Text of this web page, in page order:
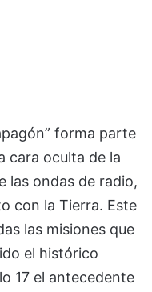
forma parte
cara oculta de la
las ondas de radio,
con la Tierra. Este
las misiones que
el histórico
17 el antecedente